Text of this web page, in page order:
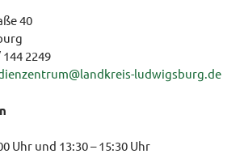
40
2249
ludwigsburg.de
Uhr und 13:30 – 15:30 Uhr